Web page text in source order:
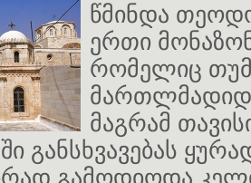
წმინდა
ერთი
რომელიც
მაგრამ
განსხვავებას
გამოდიოდა